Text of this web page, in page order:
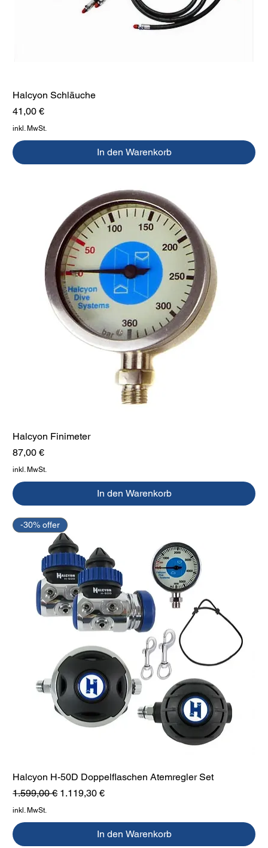
Halcyon Schläuche
Preis
41,00 €
inkl. MwSt.
In den Warenkorb
Halcyon Finimeter
Preis
87,00 €
inkl. MwSt.
In den Warenkorb
-30% offer
Halcyon H-50D Doppelflaschen Atemregler Set
Standardpreis
1.599,00 € Sale-Preis
1.119,30 €
inkl. MwSt.
In den Warenkorb